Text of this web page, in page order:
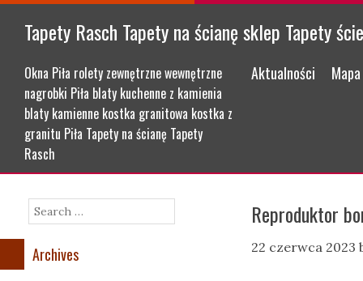
Tapety Rasch Tapety na ścianę sklep Tapety
Okna Piła rolety zewnętrzne wewnętrzne
nagrobki Piła blaty kuchenne z kamienia
blaty kamienne kostka granitowa kostka z
granitu Piła Tapety na ścianę Tapety
Rasch
Menu
Skip to content
Aktualności
Reproduktor
22 czerwca 2023
Search
Archives